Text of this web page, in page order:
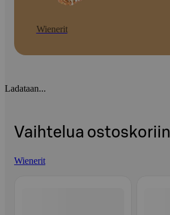
Wienerit
Ladataan...
Vaihtelua ostoskoriin
Wienerit